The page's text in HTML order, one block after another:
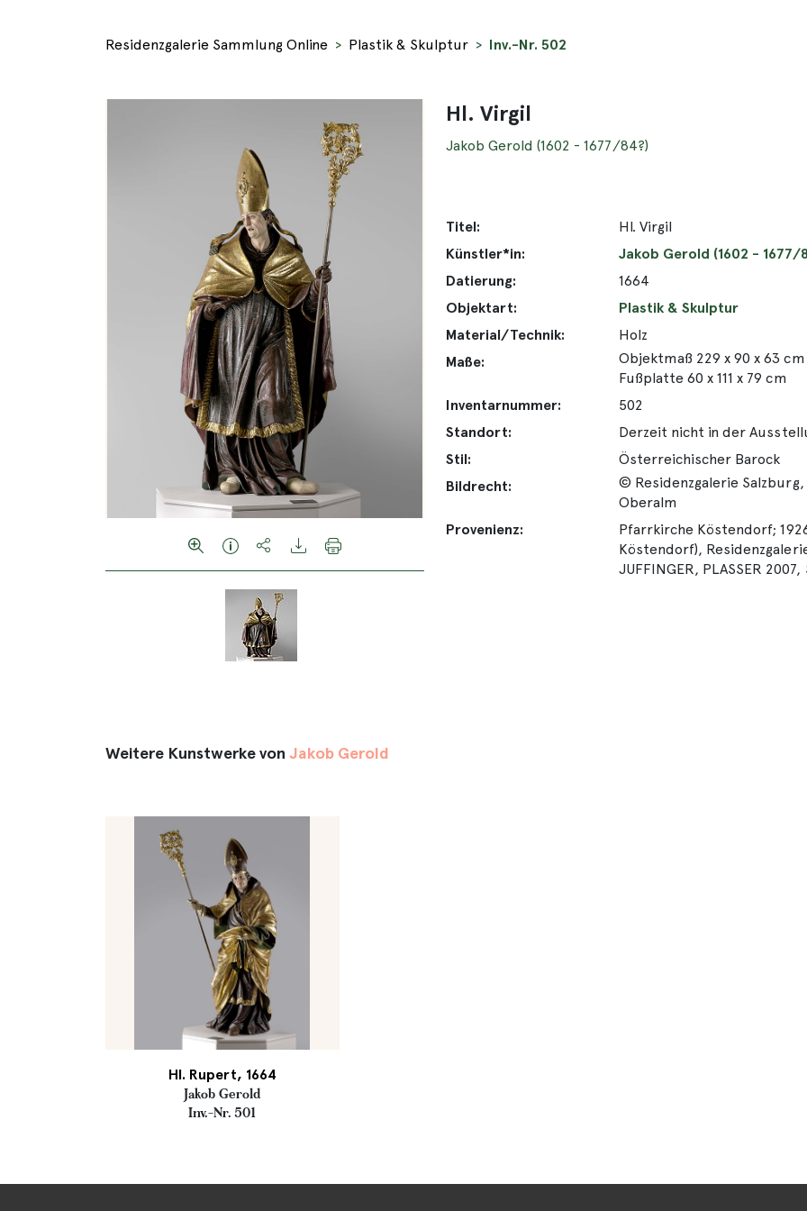
Residenzgalerie Sammlung Online Plastik & Skulptur Inv.-Nr. 502
Hl. Virgil
Jakob Gerold (1602 - 1677/84?)
Titel:
Hl. Virgil
Künstler*in:
Jakob Gerold (1602 - 1677/
Datierung:
1664
Objektart:
Plastik & Skulptur
Material/Technik:
Holz
Maße:
Objektmaß 229 x 90 x 63 cm
Fußplatte 60 x 111 x 79 cm
Inventarnummer:
502
Standort:
Derzeit nicht in der
Stil:
Österreichischer Barock
Bildrecht:
© Residenzgalerie
Oberalm
Provenienz:
Pfarrkirche Köstendorf;
Köstendorf),
JUFFINGER, PLASSER 2007,
Weitere Kunstwerke vonJakob Gerold
Hl. Rupert, 1664
Jakob Gerold
Inv.-Nr. 501